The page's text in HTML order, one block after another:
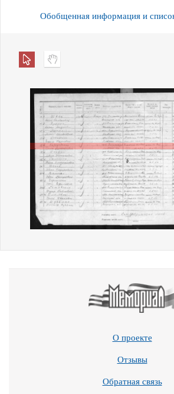
Обобщенная информация и
О проекте
Отзывы
Обратная связь